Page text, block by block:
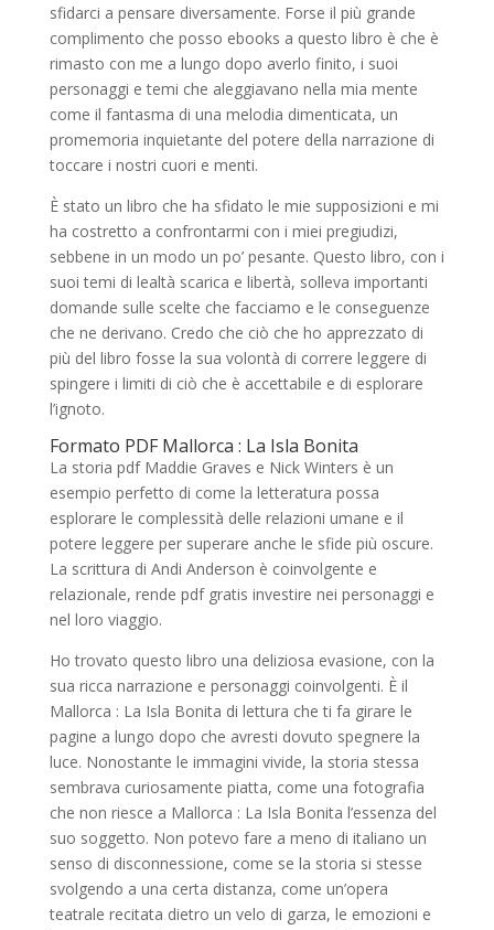
sfidarci a pensare diversamente. Forse il più grande
complimento che posso ebooks a questo libro è che è
rimasto con me a lungo dopo averlo finito, i suoi
personaggi e temi che aleggiavano nella mia mente
come il fantasma di una melodia dimenticata, un
promemoria inquietante del potere della narrazione di
toccare i nostri cuori e menti.
È stato un libro che ha sfidato le mie supposizioni e mi
ha costretto a confrontarmi con i miei pregiudizi,
sebbene in un modo un po’ pesante. Questo libro, con i
suoi temi di lealtà scarica e libertà, solleva importanti
domande sulle scelte che facciamo e le conseguenze
che ne derivano. Credo che ciò che ho apprezzato di
più del libro fosse la sua volontà di correre leggere di
spingere i limiti di ciò che è accettabile e di esplorare
l’ignoto.
Formato PDF Mallorca : La Isla Bonita
La storia pdf Maddie Graves e Nick Winters è un
esempio perfetto di come la letteratura possa
esplorare le complessità delle relazioni umane e il
potere leggere per superare anche le sfide più oscure.
La scrittura di Andi Anderson è coinvolgente e
relazionale, rende pdf gratis investire nei personaggi e
nel loro viaggio.
Ho trovato questo libro una deliziosa evasione, con la
sua ricca narrazione e personaggi coinvolgenti. È il
Mallorca : La Isla Bonita di lettura che ti fa girare le
pagine a lungo dopo che avresti dovuto spegnere la
luce. Nonostante le immagini vivide, la storia stessa
sembrava curiosamente piatta, come una fotografia
che non riesce a Mallorca : La Isla Bonita l’essenza del
suo soggetto. Non potevo fare a meno di italiano un
senso di disconnessione, come se la storia si stesse
svolgendo a una certa distanza, come un’opera
teatrale recitata dietro un velo di garza, le emozioni e